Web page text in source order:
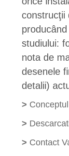
construcţii
studiului:
nota de
desenele
detalii)
>
>
> Contact